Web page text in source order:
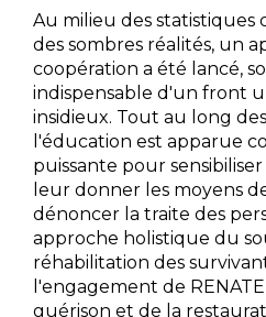
Au milieu des
des sombres réalités, un
coopération a été lancé,
indispensable d'un front
insidieux. Tout au long
l'éducation est apparue
puissante pour
leur donner les moyens
dénoncer la traite des
approche holistique du
réhabilitation des
l'engagement de
guérison et de la